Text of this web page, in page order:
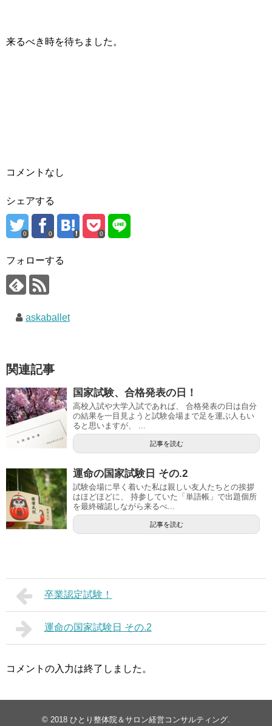
来るべき時を待ちました。
コメントなし
シェアする
0 0 0
フォローする
askaballet
関連記事
国家試験、合格発表の日！
高校入試や大学入試であれば、 合格発表の日は自分
の結果を一目見ようと試験会場まで足を運ぶ人もい
ると思いますが、 ...
記事を読む
運命の国家試験日 その.2
試験会場に早く着いた私は親しい友人たちとの挨拶
はほどほどに、 持参していた「単語帳」で出題個所
を最終確認しながら来るべ...
記事を読む
卒業認定試験！
運命の国家試験日 その.2
コメントの入力は終了しました。
© 2018 ひとり整体院＆サロン経営コンサルティング